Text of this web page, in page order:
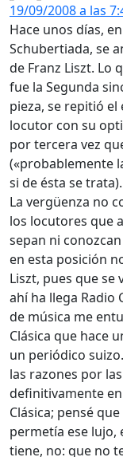
19/09/2008 a las
Hace unos días,
Schubertiada, se
de Franz Liszt. Lo
fue la Segunda
pieza, se repitió
locutor con su
por tercera vez
(«probablemente
si de ésta se
La vergüenza no
los locutores que
sepan ni
en esta posición
Liszt, pues que se
ahí ha llega Radio
de música me
Clásica que hace
un periódico
las razones por
definitivamente
Clásica; pensé
permetía ese lujo,
tiene, no: que no